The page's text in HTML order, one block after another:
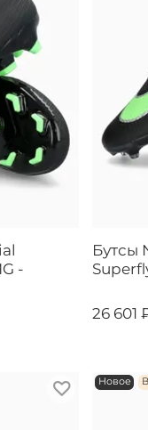
-
Бутсы
26 601
Новое